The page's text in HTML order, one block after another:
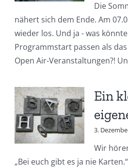
Die
nähert sich dem Ende. Am
wieder los. Und ja - was
Programmstart passen als
Open Air-Veranstaltungen?!
Ein
3.
Wir
„Bei euch gibt es ja nie